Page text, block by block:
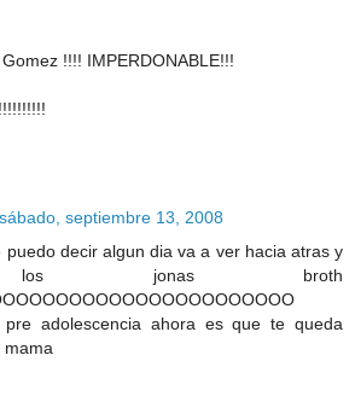
!!!! IMPERDONABLE!!!
sábado, septiembre 13, 2008
puedo decir algun dia va a ver hacia atras y
jonas broth
adolescencia ahora es que te queda
mama